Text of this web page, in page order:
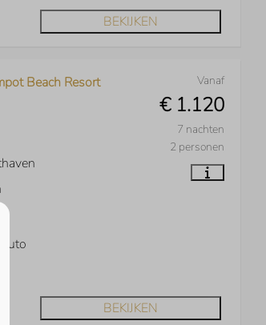
BEKIJKEN
Vanaf
€ 1.120
7 nachten
2 personen
Beach Resort
auto
BEKIJKEN